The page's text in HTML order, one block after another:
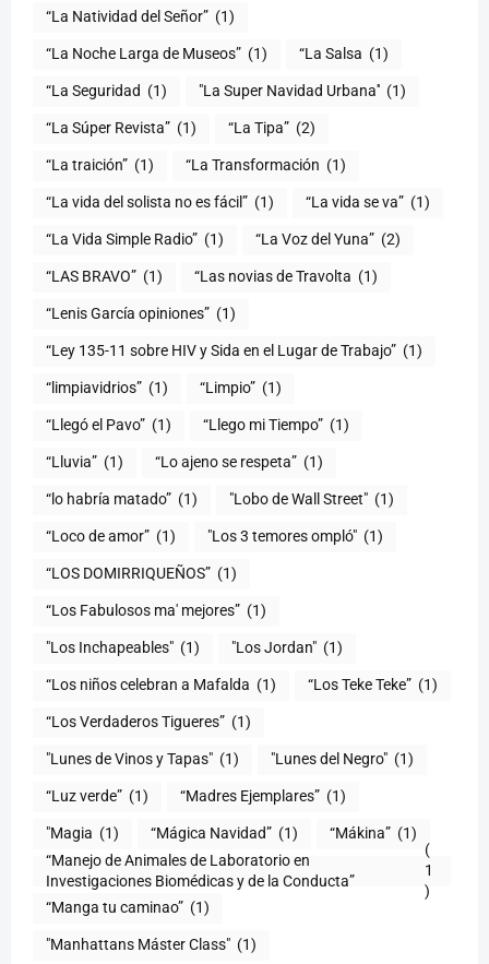
“La Natividad del Señor” (1)
“La Noche Larga de Museos” (1) “La Salsa (1)
“La Seguridad (1) "La Super Navidad Urbana'' (1)
“La Súper Revista” (1) “La Tipa” (2)
“La traición” (1) “La Transformación (1)
“La vida del solista no es fácil” (1) “La vida se va” (1)
“La Vida Simple Radio” (1) “La Voz del Yuna” (2)
“LAS BRAVO” (1) “Las novias de Travolta (1)
“Lenis García opiniones” (1)
“Ley 135-11 sobre HIV y Sida en el Lugar de Trabajo” (1)
“limpiavidrios” (1) “Limpio” (1)
“Llegó el Pavo” (1) “Llego mi Tiempo” (1)
“Lluvia” (1) “Lo ajeno se respeta” (1)
“lo habría matado” (1) "Lobo de Wall Street" (1)
“Loco de amor” (1) "Los 3 temores ompló" (1)
(1)
“Los Fabulosos ma' mejores” (1)
"Los Inchapeables" (1) "Los Jordan" (1)
“Los niños celebran a Mafalda (1) “Los Teke Teke” (1)
“Los Verdaderos Tigueres” (1)
"Lunes de Vinos y Tapas" (1) "Lunes del Negro" (1)
“Luz verde” (1) “Madres Ejemplares” (1)
"Magia (1) “Mágica Navidad” (1) “Mákina” (1)
“Manejo de Animales de Laboratorio en
(
1
)
“Manga tu caminao” (1)
"Manhattans Máster Class" (1)